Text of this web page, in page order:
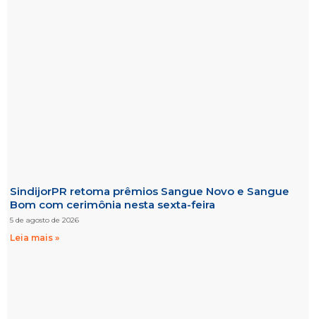
SindijorPR retoma prêmios Sangue Novo e Sangue
Bom com cerimônia nesta sexta-feira
5 de agosto de 2026
Leia mais »